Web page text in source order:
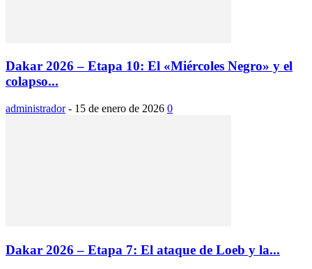
Dakar 2026 – Etapa 10: El «Miércoles Negro» y el
colapso...
administrador - 15 de enero de 2026 0
Dakar 2026 – Etapa 7: El ataque de Loeb y la...